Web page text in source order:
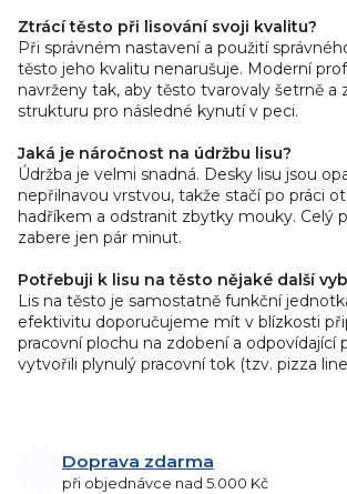
Ztrácí těsto při lisování svoji kvalitu?
Při správném nastavení a použití
těsto jeho kvalitu nenarušuje. Moderní
navrženy tak, aby těsto tvarovaly šetrně a
strukturu pro následné kynutí v peci.
Jaká je náročnost na údržbu lisu?
Údržba je velmi snadná. Desky lisu jsou
nepřilnavou vrstvou, takže stačí po práci
hadříkem a odstranit zbytky mouky. Celý
zabere jen pár minut.
Potřebuji k lisu na těsto nějaké další
Lis na těsto je samostatně funkční
efektivitu doporučujeme mít v blízkosti
pracovní plochu na zdobení a odpovídající
vytvořili plynulý pracovní tok (tzv. pizza
Doprava zdarma
při objednávce nad 5.000 Kč